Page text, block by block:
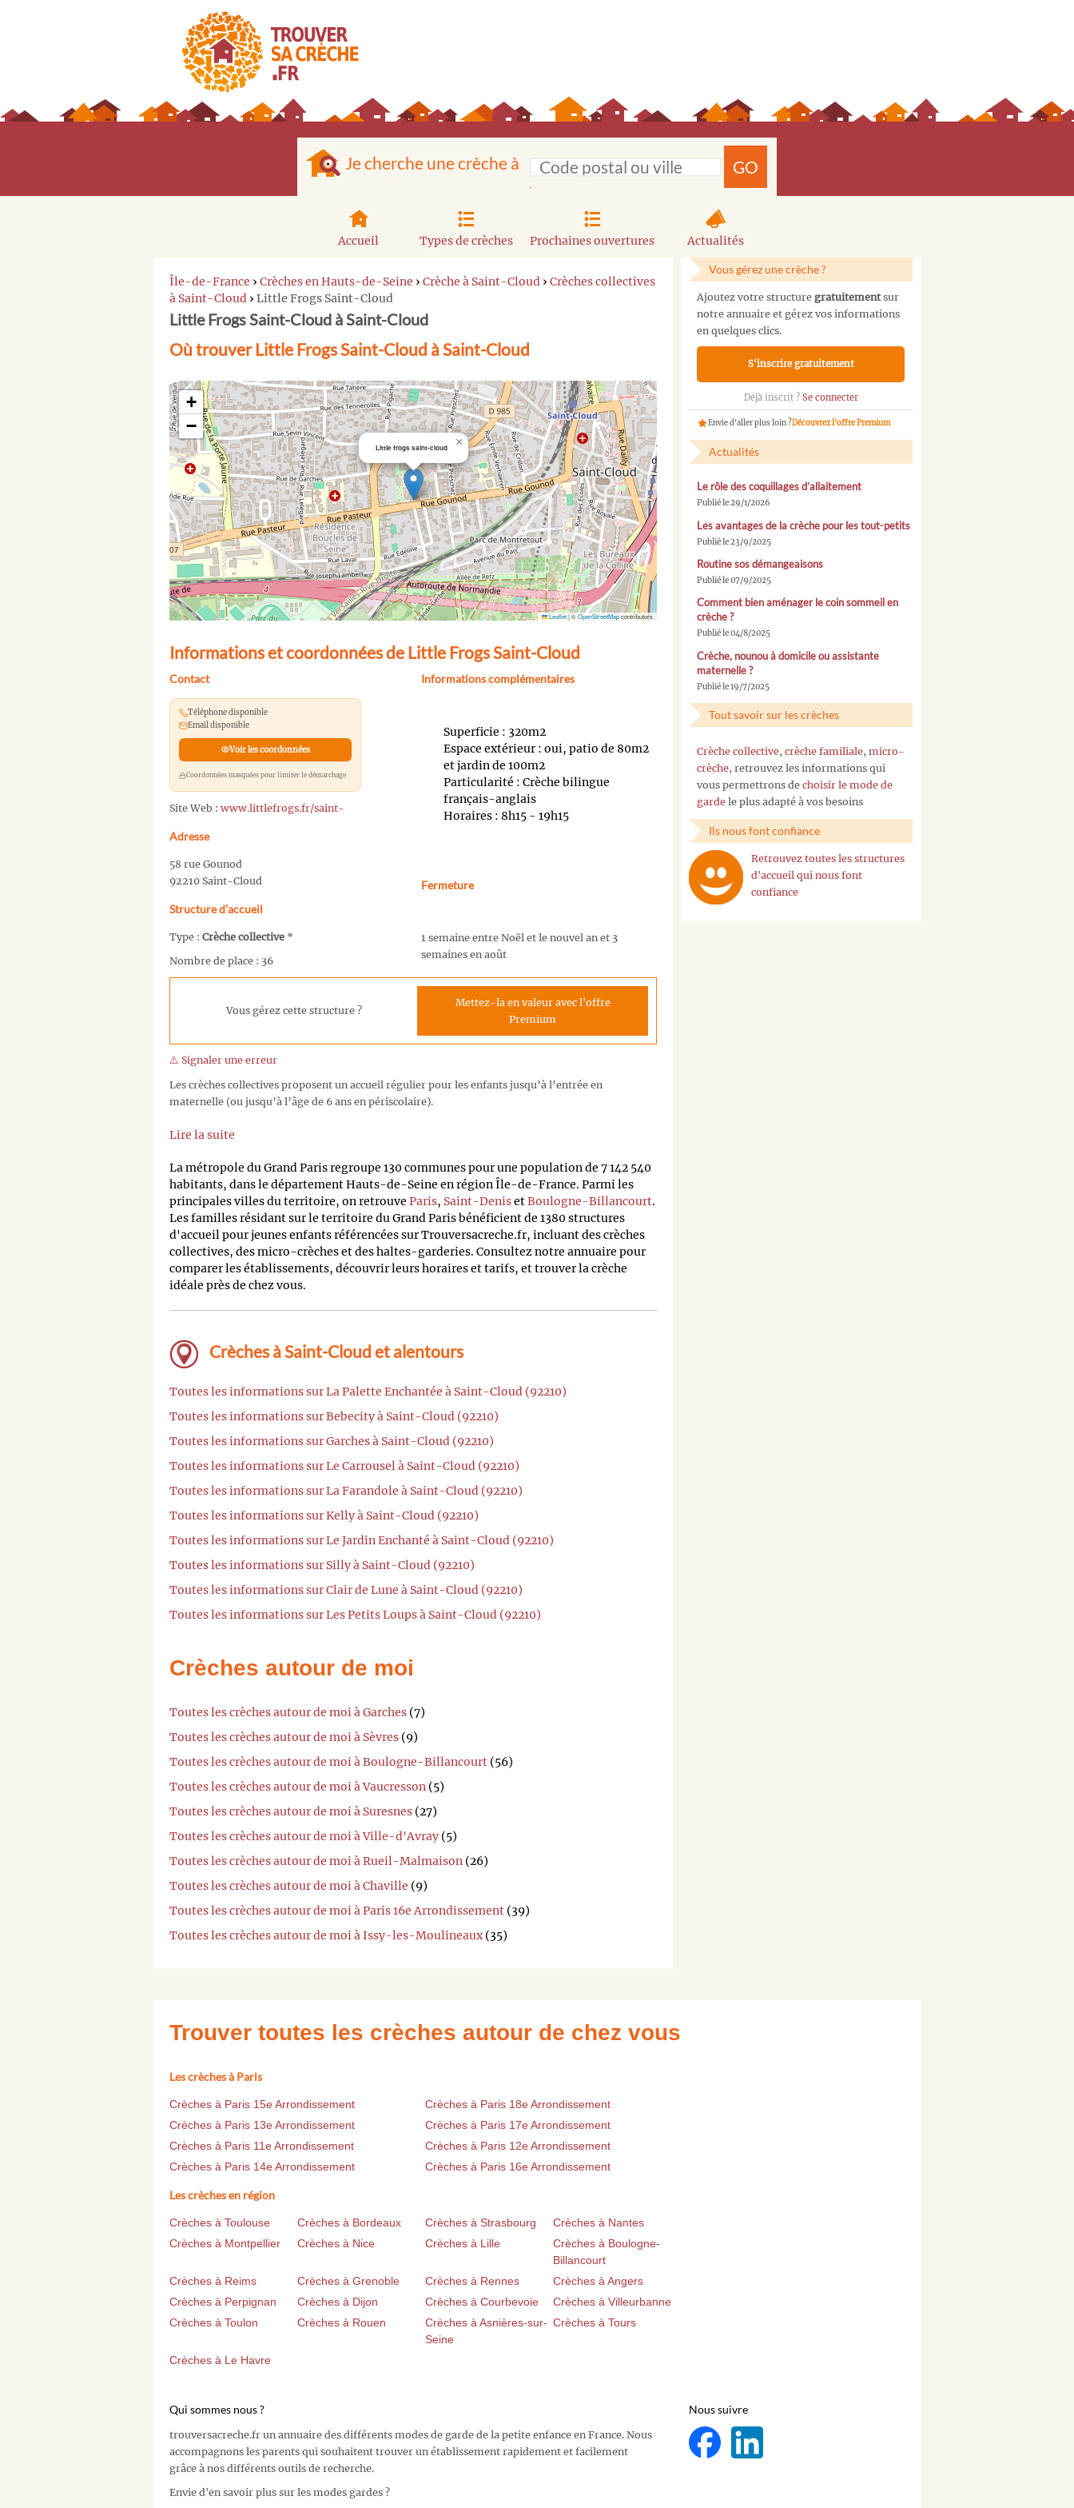
Je cherche une crèche à GO
Accueil Types de crèches Prochaines ouvertures Actualités
Île-de-France › Crèches en Hauts-de-Seine › Crèche à Saint-Cloud › Crèches collectives
à Saint-Cloud › Little Frogs Saint-Cloud
Little Frogs Saint-Cloud à Saint-Cloud
Où trouver Little Frogs Saint-Cloud à Saint-Cloud
Little frogs saint-cloud ×
+
−
Leaflet|©OpenStreetMapcontributors
Informations et coordonnées de Little Frogs Saint-Cloud
Contact
Téléphone disponible
Email disponible
Voir les coordonnées
Coordonnées masquées pour limiter le démarchage
Site Web : www.littlefrogs.fr/saint-
Adresse
58 rue Gounod
92210 Saint-Cloud
Structure d’accueil
Type : Crèche collective *
Nombre de place : 36
Informations complémentaires
Superficie : 320m2
Espace extérieur : oui, patio de 80m2
et jardin de 100m2
Particularité : Crèche bilingue
français-anglais
Horaires : 8h15 - 19h15
Fermeture
1 semaine entre Noël et le nouvel an et 3
semaines en août
Vous gérez cette structure ?
Mettez-la en valeur avec l'offre
Premium
⚠️ Signaler une erreur
Les crèches collectives proposent un accueil régulier pour les enfants jusqu’à l’entrée en
maternelle (ou jusqu’à l’âge de 6 ans en périscolaire).
Lire la suite
La métropole du Grand Paris regroupe 130 communes pour une population de 7 142 540
habitants, dans le département Hauts-de-Seine en région Île-de-France. Parmi les
principales villes du territoire, on retrouve Paris, Saint-DenisetBoulogne-Billancourt.
Les familles résidant sur le territoire du Grand Paris bénéficient de 1380 structures
d'accueil pour jeunes enfants référencées sur Trouversacreche.fr, incluant des crèches
collectives, des micro-crèches et des haltes-garderies. Consultez notre annuaire pour
comparer les établissements, découvrir leurs horaires et tarifs, et trouver la crèche
idéale près de chez vous.
Crèches à Saint-Cloud et alentours
Toutes les informations sur La Palette Enchantée à Saint-Cloud (92210)
Toutes les informations sur Bebecity à Saint-Cloud (92210)
Toutes les informations sur Garches à Saint-Cloud (92210)
Toutes les informations sur Le Carrousel à Saint-Cloud (92210)
Toutes les informations sur La Farandole à Saint-Cloud (92210)
Toutes les informations sur Kelly à Saint-Cloud (92210)
Toutes les informations sur Le Jardin Enchanté à Saint-Cloud (92210)
Toutes les informations sur Silly à Saint-Cloud (92210)
Toutes les informations sur Clair de Lune à Saint-Cloud (92210)
Toutes les informations sur Les Petits Loups à Saint-Cloud (92210)
Crèches autour de moi
Toutes les crèches autour de moi à Garches (7)
Toutes les crèches autour de moi à Sèvres (9)
Toutes les crèches autour de moi à Boulogne-Billancourt (56)
Toutes les crèches autour de moi à Vaucresson (5)
Toutes les crèches autour de moi à Suresnes (27)
Toutes les crèches autour de moi à Ville-d'Avray (5)
Toutes les crèches autour de moi à Rueil-Malmaison (26)
Toutes les crèches autour de moi à Chaville (9)
Toutes les crèches autour de moi à Paris 16e Arrondissement (39)
Toutes les crèches autour de moi à Issy-les-Moulineaux(35)
Vous gérez une crèche ?
Ajoutez votre structure gratuitementsur
notre annuaire et gérez vos informations
en quelques clics.
S'inscrire gratuitement
Déjà inscrit ? Se connecter
Envie d'aller plus loin ?Découvrez l'offre Premium
Actualités
Le rôle des coquillages d’allaitement
Publié le 29/1/2026
Les avantages de la crèche pour les tout-petits
Publié le 23/9/2025
Routine sos démangeaisons
Publié le 07/9/2025
Comment bien aménager le coin sommeil en
crèche ?
Publié le 04/8/2025
Crèche, nounou à domicile ou assistante
maternelle ?
Publié le 19/7/2025
Tout savoir sur les crèches
Crèche collective, crèche familiale, micro-
crèche, retrouvez les informations qui
vous permettrons de choisir le mode de
garde le plus adapté à vos besoins
Ils nous font confiance
Retrouvez toutes les structures
d'accueil qui nous font
confiance
Trouver toutes les crèches autour de chez vous
Les crèches à Paris
Crèches à Paris 15e Arrondissement
Crèches à Paris 18e Arrondissement
Crèches à Paris 13e Arrondissement
Crèches à Paris 17e Arrondissement
Crèches à Paris 11e Arrondissement
Crèches à Paris 12e Arrondissement
Crèches à Paris 14e Arrondissement
Crèches à Paris 16e Arrondissement
Les crèches en région
Crèches à Toulouse Crèches à Bordeaux Crèches à Strasbourg
Crèches à Nantes
Crèches à Montpellier
Crèches à Nice Crèches à Lille
Crèches à Boulogne-
Billancourt
Crèches à Reims
Crèches à Grenoble Crèches à Rennes
Crèches à Angers
Crèches à Perpignan
Crèches à Dijon Crèches à Courbevoie
Crèches à Villeurbanne
Crèches à Toulon
Crèches à Rouen
Crèches à Asnières-sur-
Seine
Crèches à Tours
Crèches à Le Havre
Qui sommes nous ?
trouversacreche.fr un annuaire des différents modes de garde de la petite enfance en France. Nous
accompagnons les parents qui souhaitent trouver un établissement rapidement et facilement
grâce à nos différents outils de recherche.
Envie d'en savoir plus sur les modes gardes ?
Nous suivre